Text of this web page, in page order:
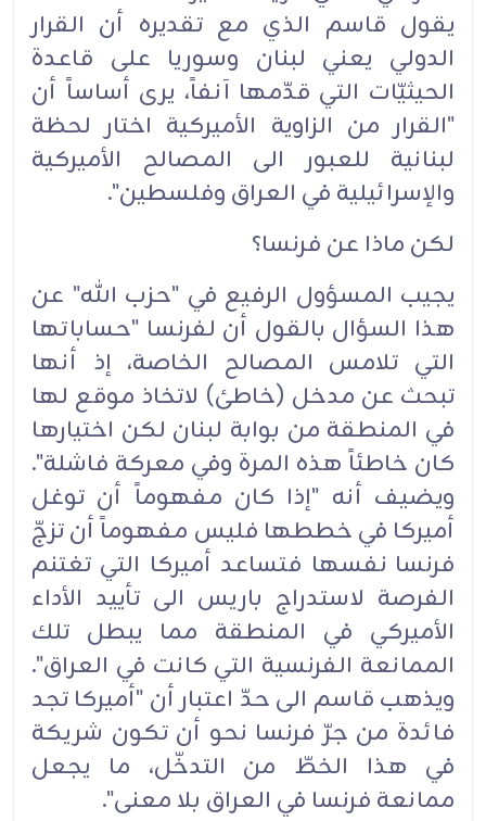
يقول قاسم الذي مع تقديره أن القرار
الدولي يعني لبنان وسوريا على قاعدة
الحيثيّات التي قدّمها آنفاً، يرى أساساً أن
"القرار من الزاوية الأميركية اختار لحظة
لبنانية للعبور الى المصالح الأميركية
والإسرائيلية في العراق وفلسطين".‏
لكن ماذا عن فرنسا؟‏
يجيب المسؤول الرفيع في "حزب الله" عن
هذا السؤال بالقول أن لفرنسا "حساباتها
التي تلامس المصالح الخاصة، إذ أنها
تبحث عن مدخل (خاطئ) لاتخاذ موقع لها
في المنطقة من بوابة لبنان لكن اختيارها
كان خاطئاً هذه المرة وفي معركة فاشلة".
ويضيف أنه "إذا كان مفهوماً أن توغل
أميركا في خططها فليس مفهوماً أن تزجّ
فرنسا نفسها فتساعد أميركا التي تغتنم
الفرصة لاستدراج باريس الى تأييد الأداء
الأميركي في المنطقة مما يبطل تلك
الممانعة الفرنسية التي كانت في العراق".
ويذهب قاسم الى حدّ اعتبار أن "أميركا تجد
فائدة من جرّ فرنسا نحو أن تكون شريكة
في هذا الخطّ من التدخّل، ما يجعل
ممانعة فرنسا في العراق بلا معنى".‏